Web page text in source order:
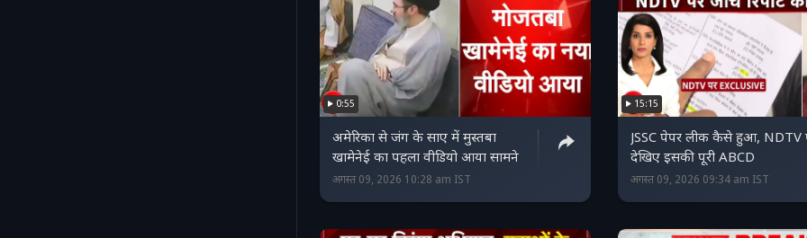
0:55
अमेरिका से जंग के साए में मुस्तबा
खामेनेई का पहला वीडियो आया सामने
अगस्त 09, 2026 10:28 am IST
15:15
JSSC पेपर लीक कैसे हुआ, NDTV
देखिए इसकी पूरी ABCD
अगस्त 09, 2026 09:34 am IST